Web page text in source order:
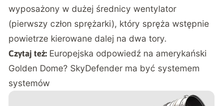
wyposażony w dużej średnicy wentylator
(pierwszy człon sprężarki), który spręża wstępnie
powietrze kierowane dalej na dwa tory.
Czytaj też: Europejska odpowiedź na amerykański
Golden Dome? SkyDefender ma być systemem
systemów